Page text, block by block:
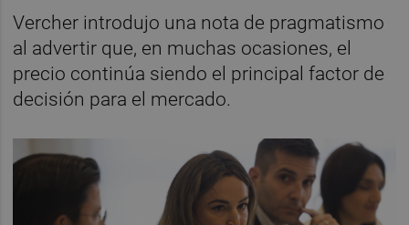
Vercher introdujo una nota de pragmatismo
al advertir que, en muchas ocasiones, el
precio continúa siendo el principal factor de
decisión para el mercado.